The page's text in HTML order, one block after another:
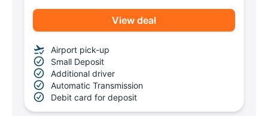
View deal
Airport pick-up
Small Deposit
Additional driver
Automatic Transmission
Debit card for deposit